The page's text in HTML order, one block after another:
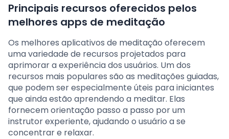
Principais recursos oferecidos pelos
melhores apps de meditação
Os melhores aplicativos de meditação oferecem
uma variedade de recursos projetados para
aprimorar a experiência dos usuários. Um dos
recursos mais populares são as meditações guiadas,
que podem ser especialmente úteis para iniciantes
que ainda estão aprendendo a meditar. Elas
fornecem orientação passo a passo por um
instrutor experiente, ajudando o usuário a se
concentrar e relaxar.